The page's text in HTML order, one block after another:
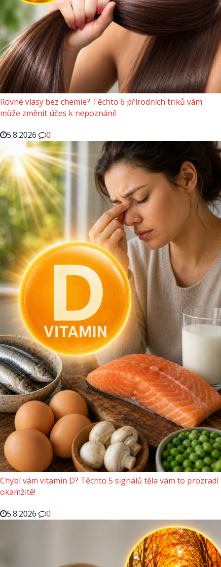
Rovné vlasy bez chemie? Těchto 6 přírodních triků vám
může změnit účes k nepoznání!
5.8.2026
0
Chybí vám vitamin D? Těchto 5 signálů těla vám to prozradí
okamžitě!
5.8.2026
0